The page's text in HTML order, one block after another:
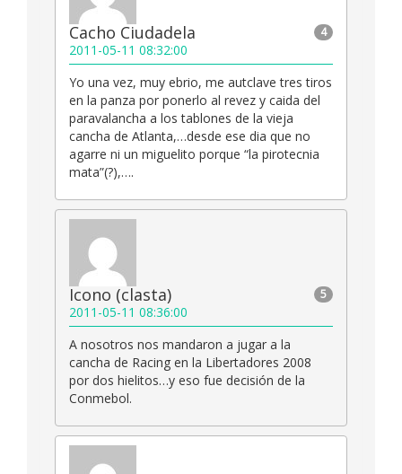
4
Cacho Ciudadela
2011-05-11 08:32:00
Yo una vez, muy ebrio, me autclave tres tiros
en la panza por ponerlo al revez y caida del
paravalancha a los tablones de la vieja
cancha de Atlanta,…desde ese dia que no
agarre ni un miguelito porque “la pirotecnia
mata”(?),….
5
Icono (clasta)
2011-05-11 08:36:00
A nosotros nos mandaron a jugar a la
cancha de Racing en la Libertadores 2008
por dos hielitos…y eso fue decisión de la
Conmebol.